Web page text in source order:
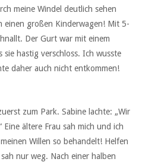
meine Windel deutlich sehen
einen großen Kinderwagen! Mit 5-
Der Gurt war mit einem
sie hastig verschloss. Ich wusste
daher auch nicht entkommen!
zum Park. Sabine lachte: „Wir
ältere Frau sah mich und ich
Willen so behandelt! Helfen
nur weg. Nach einer halben